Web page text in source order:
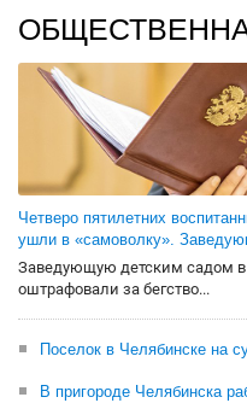
Четверо пятилетних
ушли в «самоволку».
Заведующую детским садом
оштрафовали за бегство...
Поселок в Челябинске на
В пригороде Челябинска